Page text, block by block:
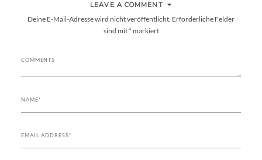
LEAVE A COMMENT
Deine E-Mail-Adresse wird nicht veröffentlicht. Erforderliche Felder
sind mit* markiert